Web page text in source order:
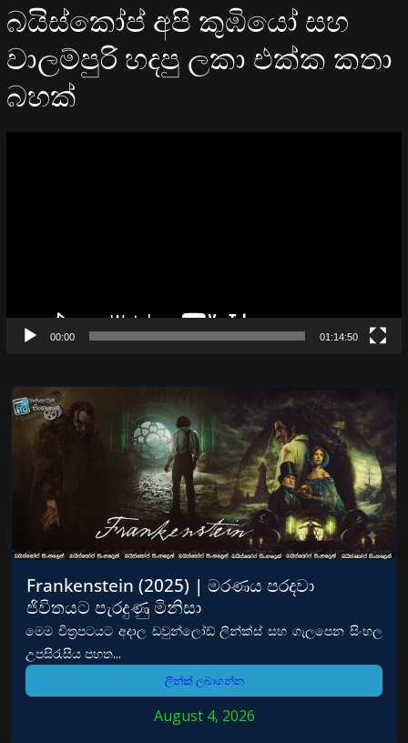
බයිස්කෝප් අපි කුඹියෝ සහ
වාලම්පුරි හදපු ලකා එක්ක කතා
බහක්
00:00 01:14:50
Frankenstein (2025) | මරණය පරදවා
ජිවිතයට පැරදුණු මිනිසා
මෙම චිත්‍රපටයට අදාල ඩවුන්ලෝඩ් ලින්ක්ස් සහ ගැලපෙන සිංහල
උපසිරැසිය පහත...
ලින්ක් ලබාගන්න
August 4, 2026